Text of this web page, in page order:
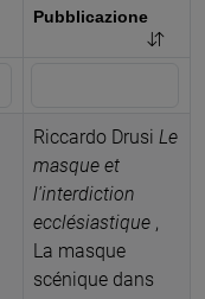
Pubblicazione
Riccardo Drusi Le
masque et
l'interdiction
ecclésiastique ,
La masque
scénique dans